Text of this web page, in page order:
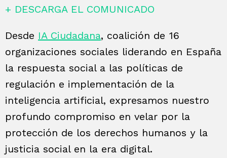
+ DESCARGA EL COMUNICADO
Desde IA Ciudadana, coalición de 16
organizaciones sociales liderando en España
la respuesta social a las políticas de
regulación e implementación de la
inteligencia artificial, expresamos nuestro
profundo compromiso en velar por la
protección de los derechos humanos y la
justicia social en la era digital.